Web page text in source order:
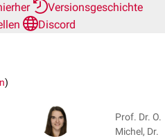
Versionsgeschichte
Discord
)
Prof. Dr. O.
Michel, Dr.